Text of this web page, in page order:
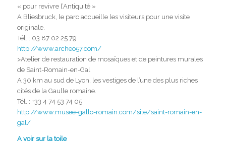
« pour revivre l’Antiquité »
A Bliesbruck, le parc accueille les visiteurs pour une visite
originale.
Tél. : 03 87 02 25 79
http://www.archeo57.com/
>Atelier de restauration de mosaïques et de peintures murales
de Saint-Romain-en-Gal
A 30 km au sud de Lyon, les vestiges de l’une des plus riches
cités de la Gaulle romaine.
Tél. : +33 4 74 53 74 05
http://www.musee-gallo-romain.com/site/saint-romain-en-
gal/
A voir sur la toile